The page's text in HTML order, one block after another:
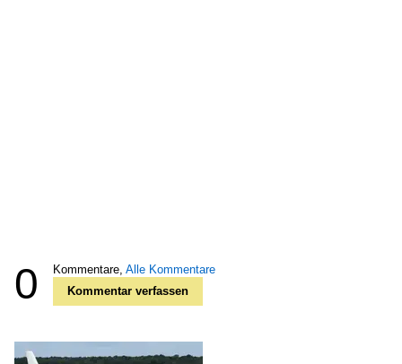
0 Kommentare, Alle Kommentare
Kommentar verfassen